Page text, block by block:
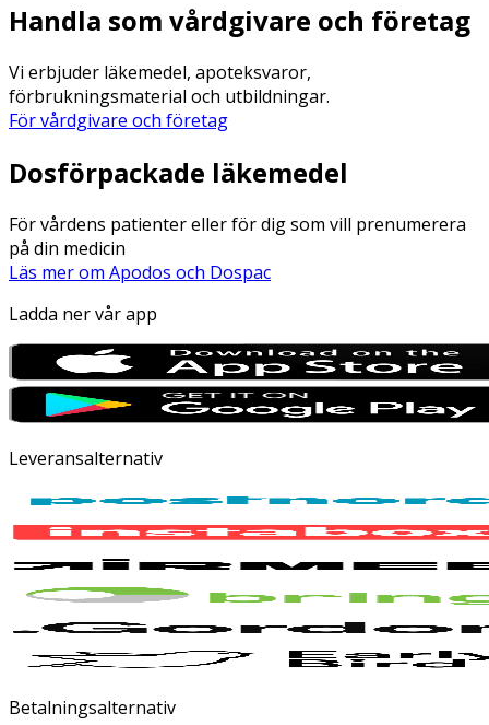
Handla som vårdgivare och företag
Vi erbjuder läkemedel, apoteksvaror,
förbrukningsmaterial och utbildningar.
För vårdgivare och företag
Dosförpackade läkemedel
För vårdens patienter eller för dig som vill prenumerera
på din medicin
Läs mer om Apodos och Dospac
Ladda ner vår app
Leveransalternativ
Betalningsalternativ